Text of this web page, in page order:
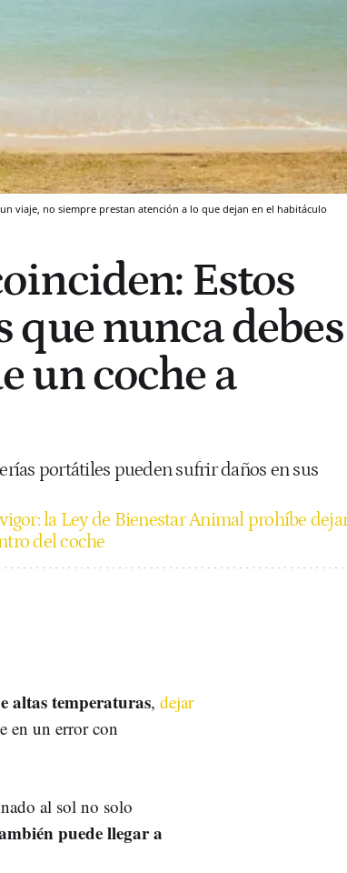
viaje, no siempre prestan atención a lo que dejan en el habitáculo
Estos
que nunca debes
un coche a
portátiles pueden sufrir daños en sus
la Ley de Bienestar Animal prohíbe
del coche
altas temperaturas, dejar
en un error con
al sol no solo
puede llegar a